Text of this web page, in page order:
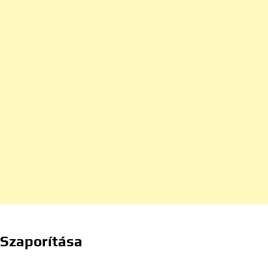
Szaporítása